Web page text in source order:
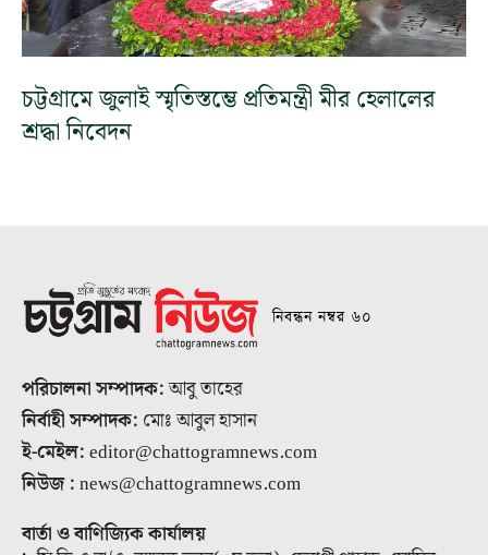
চট্টগ্রামে জুলাই স্মৃতিস্তম্ভে প্রতিমন্ত্রী মীর হেলালের
শ্রদ্ধা নিবেদন
নিবন্ধন নম্বর ৬০
পরিচালনা সম্পাদক:আবু তাহের
নির্বাহী সম্পাদক: মোঃ আবুল হাসান
ই-মেইল:editor@chattogramnews.com
নিউজ :news@chattogramnews.com
বার্তা ও বাণিজ্যিক কার্যালয়